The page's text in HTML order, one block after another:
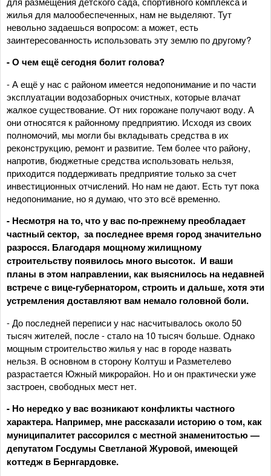
жилья для малообеспеченных, нам не выделяют. Тут
невольно задаешься вопросом: а может, есть
заинтересованность использовать эту землю по другому?
- О чем ещё сегодня болит голова?
- А ещё у нас с районом имеется недопонимание и по части
эксплуатации водозаборных очистных, которые влачат
жалкое существование. От них горожане получают воду. А
они относятся к районному предприятию. Исходя из своих
полномочий, мы могли бы вкладывать средства в их
реконструкцию, ремонт и развитие. Тем более что району,
напротив, бюджетные средства использовать нельзя,
приходится поддерживать предприятие только за счет
инвестиционных отчислений. Но нам не дают. Есть тут пока
недопонимание, но я думаю, что это всё временно.
- Несмотря на то, что у вас по-прежнему преобладает
частный сектор, за последнее время город значительно
разросся. Благодаря мощному жилищному
строительству появилось много высоток. И ваши
планы в этом направлении, как выяснилось на недавней
встрече с вице-губернатором, строить и дальше, хотя эти
устремления доставляют вам немало головной боли.
- До последней переписи у нас насчитывалось около 50
тысяч жителей, после - стало на 10 тысяч больше. Однако
мощным строительство жилья у нас в городе назвать
нельзя. В основном в сторону Колтуш и Разметелево
разрастается Южный микрорайон. Но и он практически уже
застроен, свободных мест нет.
- Но нередко у вас возникают конфликты частного
характера. Например, мне рассказали историю о том, как
муниципалитет рассорился с местной знаменитостью —
депутатом Госдумы Светланой Журовой, имеющей
коттедж в Бернгардовке.